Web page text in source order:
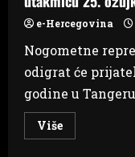
e-Hercegovina
Nogometne
odigrat će
godine u
VišeRead
more